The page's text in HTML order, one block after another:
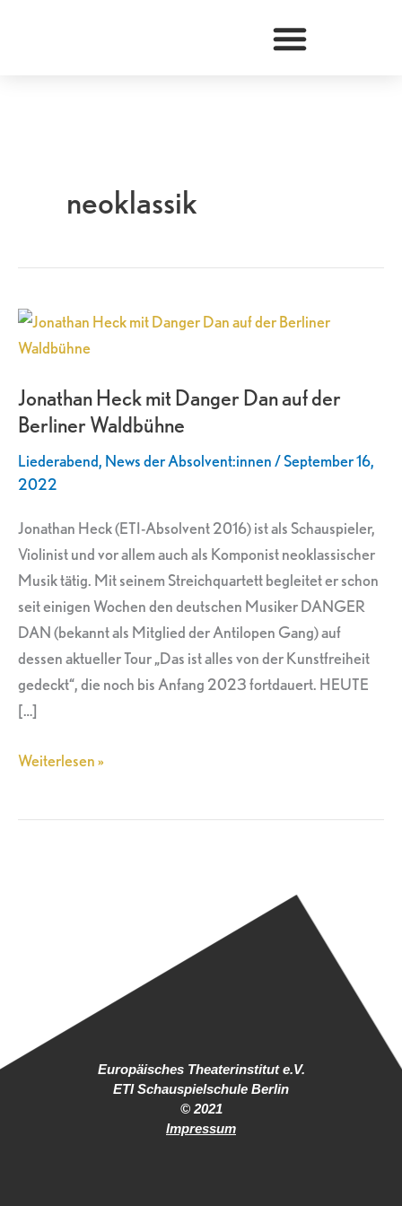
neoklassik
Jonathan Heck mit Danger Dan auf der
Berliner Waldbühne
Liederabend, News der Absolvent:innen/September 16,
2022
Jonathan Heck (ETI-Absolvent 2016) ist als Schauspieler,
Violinist und vor allem auch als Komponist neoklassischer
Musik tätig. Mit seinem Streichquartett begleitet er schon
seit einigen Wochen den deutschen Musiker DANGER
DAN (bekannt als Mitglied der Antilopen Gang) auf
dessen aktueller Tour „Das ist alles von der Kunstfreiheit
gedeckt“, die noch bis Anfang 2023 fortdauert. HEUTE
[…]
Jonathan
Heck
Danger
Dan
auf
der
Waldbühne
Weiterlesen »
Europäisches Theaterinstitut e.V.
ETI Schauspielschule Berlin
© 2021
Impressum